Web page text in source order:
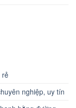
rẻ
nghiệp, uy tín